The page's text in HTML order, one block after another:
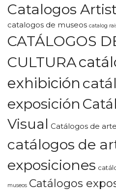
Catalogos
catalogos de museos catalog
CATÁLOGOS
CULTURA
exhibición
exposición
Visual Catálogos de
catálogos de
exposiciones
museos Catálogos